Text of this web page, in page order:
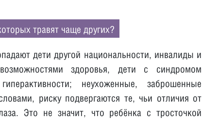
травят чаще других?
дети другой национальности, инвалиды и
здоровья, дети с синдромом
неухоженные, заброшенные
риску подвергаются те, чьи отличия от
Это не значит, что ребёнка с тросточкой